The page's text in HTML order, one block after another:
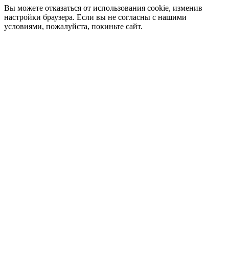
Вы можете отказаться от использования cookie, изменив
настройки браузера. Если вы не согласны с нашими
условиями, пожалуйста, покиньте сайт.